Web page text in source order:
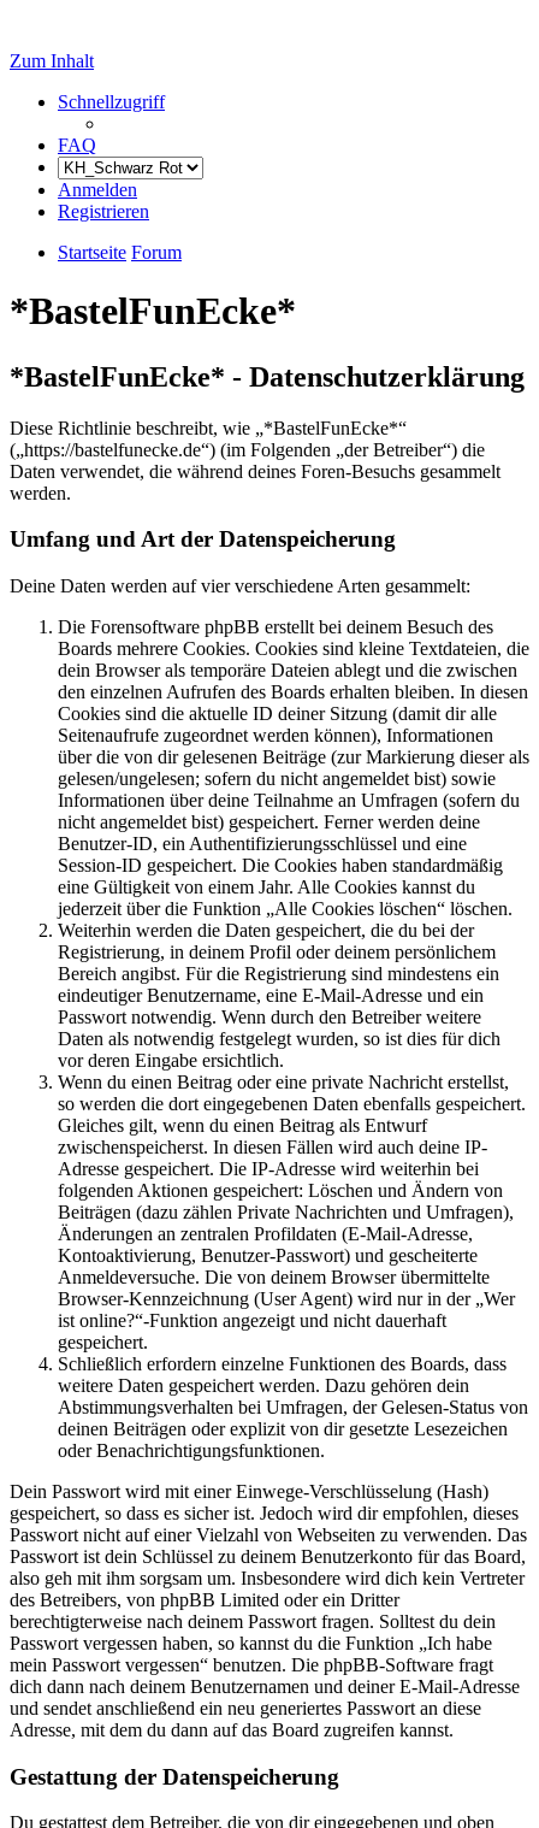
Zum Inhalt
Schnellzugriff
FAQ
Anmelden
Registrieren
Startseite Forum
*BastelFunEcke*
*BastelFunEcke* - Datenschutzerklärung
Diese Richtlinie beschreibt, wie „*BastelFunEcke*“
(„https://bastelfunecke.de“) (im Folgenden „der Betreiber“) die
Daten verwendet, die während deines Foren-Besuchs gesammelt
werden.
Umfang und Art der Datenspeicherung
Deine Daten werden auf vier verschiedene Arten gesammelt:
Die Forensoftware phpBB erstellt bei deinem Besuch des
Boards mehrere Cookies. Cookies sind kleine Textdateien, die
dein Browser als temporäre Dateien ablegt und die zwischen
den einzelnen Aufrufen des Boards erhalten bleiben. In diesen
Cookies sind die aktuelle ID deiner Sitzung (damit dir alle
Seitenaufrufe zugeordnet werden können), Informationen
über die von dir gelesenen Beiträge (zur Markierung dieser als
gelesen/ungelesen; sofern du nicht angemeldet bist) sowie
Informationen über deine Teilnahme an Umfragen (sofern du
nicht angemeldet bist) gespeichert. Ferner werden deine
Benutzer-ID, ein Authentifizierungsschlüssel und eine
Session-ID gespeichert. Die Cookies haben standardmäßig
eine Gültigkeit von einem Jahr. Alle Cookies kannst du
jederzeit über die Funktion „Alle Cookies löschen“ löschen.
Weiterhin werden die Daten gespeichert, die du bei der
Registrierung, in deinem Profil oder deinem persönlichem
Bereich angibst. Für die Registrierung sind mindestens ein
eindeutiger Benutzername, eine E-Mail-Adresse und ein
Passwort notwendig. Wenn durch den Betreiber weitere
Daten als notwendig festgelegt wurden, so ist dies für dich
vor deren Eingabe ersichtlich.
Wenn du einen Beitrag oder eine private Nachricht erstellst,
so werden die dort eingegebenen Daten ebenfalls gespeichert.
Gleiches gilt, wenn du einen Beitrag als Entwurf
zwischenspeicherst. In diesen Fällen wird auch deine IP-
Adresse gespeichert. Die IP-Adresse wird weiterhin bei
folgenden Aktionen gespeichert: Löschen und Ändern von
Beiträgen (dazu zählen Private Nachrichten und Umfragen),
Änderungen an zentralen Profildaten (E-Mail-Adresse,
Kontoaktivierung, Benutzer-Passwort) und gescheiterte
Anmeldeversuche. Die von deinem Browser übermittelte
Browser-Kennzeichnung (User Agent) wird nur in der „Wer
ist online?“-Funktion angezeigt und nicht dauerhaft
gespeichert.
Schließlich erfordern einzelne Funktionen des Boards, dass
weitere Daten gespeichert werden. Dazu gehören dein
Abstimmungsverhalten bei Umfragen, der Gelesen-Status von
deinen Beiträgen oder explizit von dir gesetzte Lesezeichen
oder Benachrichtigungsfunktionen.
Dein Passwort wird mit einer Einwege-Verschlüsselung (Hash)
gespeichert, so dass es sicher ist. Jedoch wird dir empfohlen, dieses
Passwort nicht auf einer Vielzahl von Webseiten zu verwenden. Das
Passwort ist dein Schlüssel zu deinem Benutzerkonto für das Board,
also geh mit ihm sorgsam um. Insbesondere wird dich kein Vertreter
des Betreibers, von phpBB Limited oder ein Dritter
berechtigterweise nach deinem Passwort fragen. Solltest du dein
Passwort vergessen haben, so kannst du die Funktion „Ich habe
mein Passwort vergessen“ benutzen. Die phpBB-Software fragt
dich dann nach deinem Benutzernamen und deiner E-Mail-Adresse
und sendet anschließend ein neu generiertes Passwort an diese
Adresse, mit dem du dann auf das Board zugreifen kannst.
Gestattung der Datenspeicherung
Du gestattest dem Betreiber, die von dir eingegebenen und oben